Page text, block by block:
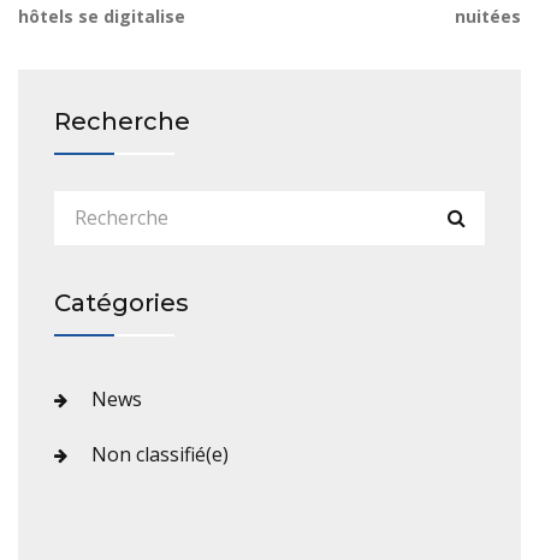
hôtels se digitalise
nuitées
Recherche
Catégories
News
Non classifié(e)